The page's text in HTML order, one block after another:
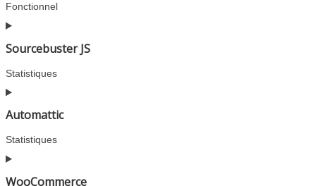
Fonctionnel
Consent
service
Sourcebuster JS
Statistiques
Consent
service
js
Automattic
Statistiques
Consent
WooCommerce